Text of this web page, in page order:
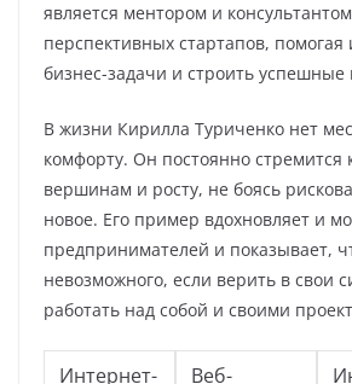
является ментором и
перспективных стартапов,
бизнес-задачи и строить успешные
В жизни Кирилла Туриченко нет
комфорту. Он постоянно стремится
вершинам и росту, не боясь
новое. Его пример вдохновляет и
предпринимателей и показывает,
невозможного, если верить в свои
работать над собой и своими
Интернет-
Веб-